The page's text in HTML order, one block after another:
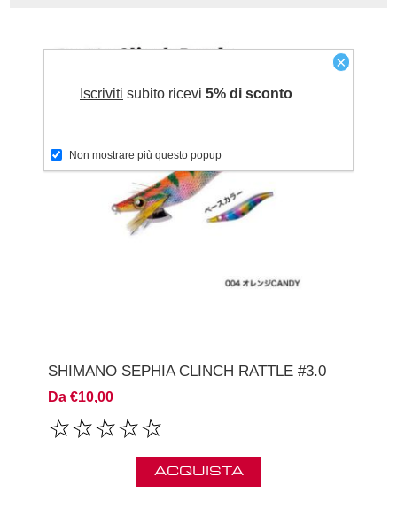
SHIMANO SEPHIA CLINCH RATTLE #3.0
Da €10,00
ACQUISTA
×
Iscriviti subito ricevi 5% di sconto
Non mostrare più questo popup